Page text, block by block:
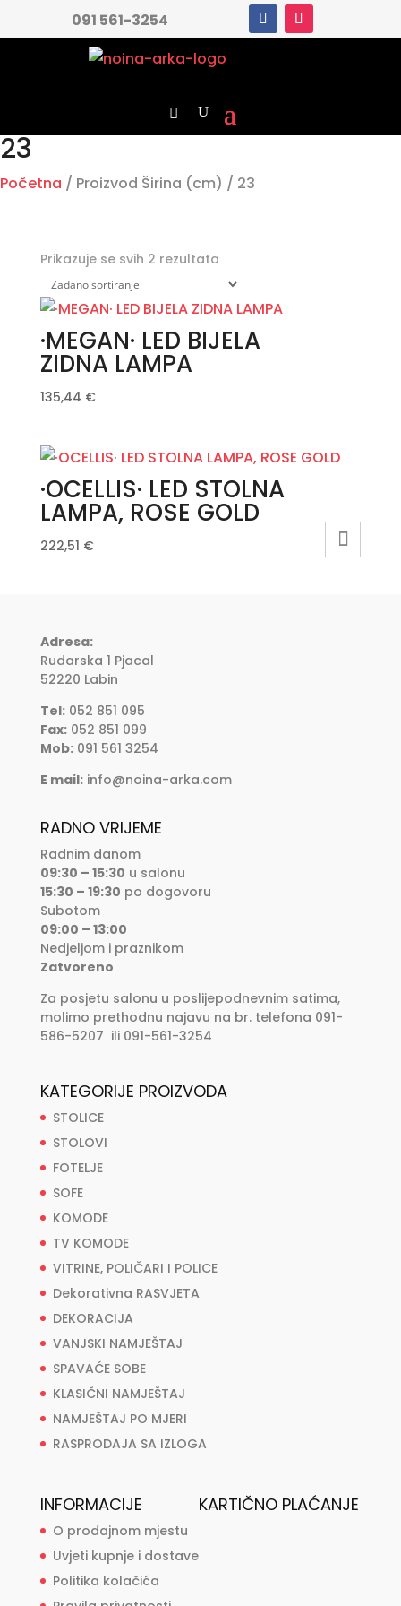
091 561-3254
23
Početna / Proizvod Širina (cm) / 23
Prikazuje se svih 2 rezultata
·MEGAN· LED BIJELA
ZIDNA LAMPA
135,44 €
·OCELLIS· LED STOLNA
LAMPA, ROSE GOLD
222,51 €
Adresa:
Rudarska 1 Pjacal
52220 Labin
Tel:052 851 095
Fax:052 851 099
Mob:091 561 3254
E mail: info@noina-arka.com
RADNO VRIJEME
Radnim danom
09:30 – 15:30 u salonu
15:30 – 19:30 po dogovoru
Subotom
09:00 – 13:00
Nedjeljom i praznikom
Zatvoreno
Za posjetu salonu u poslijepodnevnim satima,
molimo prethodnu najavu na br. telefona 091-
586-5207 ili 091-561-3254
KATEGORIJE PROIZVODA
STOLICE
STOLOVI
FOTELJE
SOFE
KOMODE
TV KOMODE
VITRINE, POLIČARI I POLICE
Dekorativna RASVJETA
DEKORACIJA
VANJSKI NAMJEŠTAJ
SPAVAĆE SOBE
KLASIČNI NAMJEŠTAJ
NAMJEŠTAJ PO MJERI
RASPRODAJA SA IZLOGA
INFORMACIJE
O prodajnom mjestu
Uvjeti kupnje i dostave
Politika kolačića
KARTIČNO PLAĆANJE